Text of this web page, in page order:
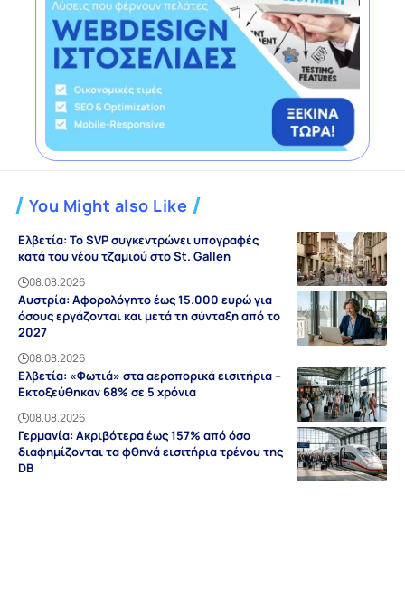
You Might also Like
Ελβετία: Το SVP συγκεντρώνει υπογραφές
κατά του νέου τζαμιού στο St. Gallen
08.08.2026
Αυστρία: Αφορολόγητο έως 15.000 ευρώ για
όσους εργάζονται και μετά τη σύνταξη από το
2027
08.08.2026
Ελβετία: «Φωτιά» στα αεροπορικά εισιτήρια –
Εκτοξεύθηκαν 68% σε 5 χρόνια
08.08.2026
Γερμανία: Ακριβότερα έως 157% από όσο
διαφημίζονται τα φθηνά εισιτήρια τρένου της
DB